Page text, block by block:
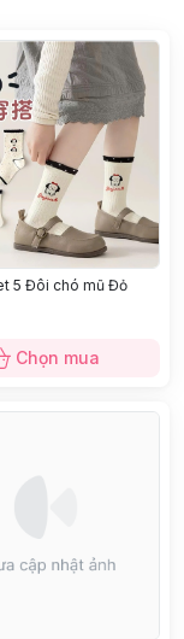
5 Đôi chó mũ Đỏ
Chọn mua